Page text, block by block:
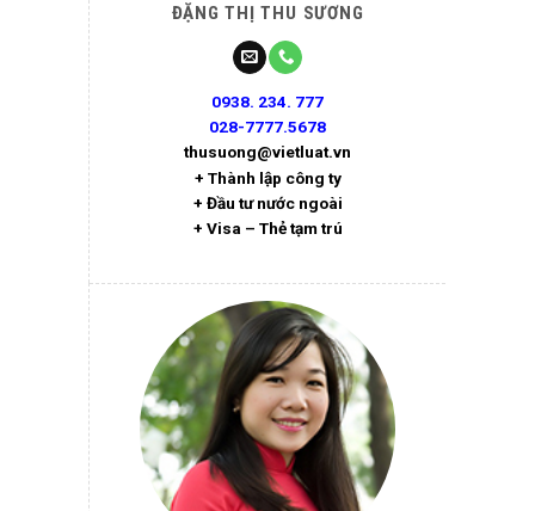
ĐẶNG THỊ THU SƯƠNG
0938. 234. 777
028-7777.5678
thusuong@vietluat.vn
+ Thành lập công ty
+ Đầu tư nước ngoài
+ Visa – Thẻ tạm trú